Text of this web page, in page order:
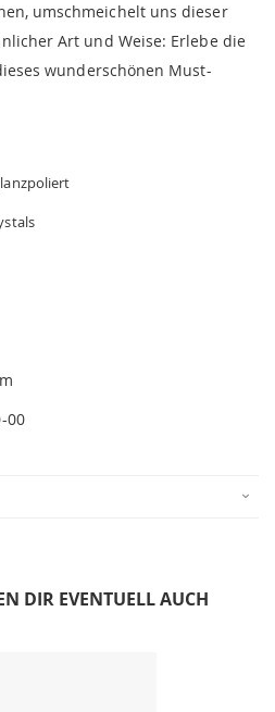
umschmeichelt uns dieser
Art und Weise: Erlebe die
wunderschönen Must-
00
DIR EVENTUELL AUCH